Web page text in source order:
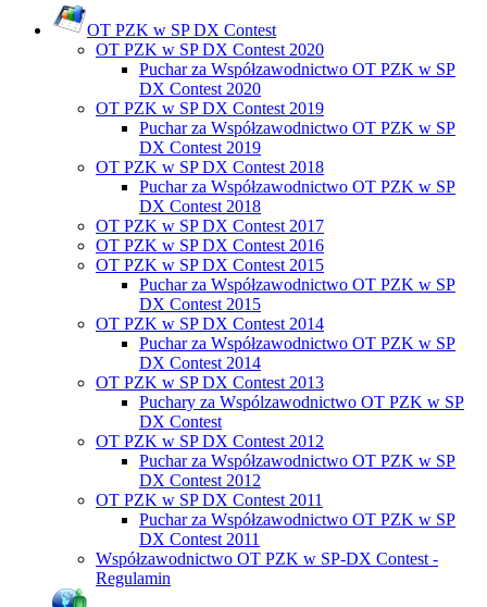
OT PZK w SP DX Contest
OT PZK w SP DX Contest 2020
Puchar za Współzawodnictwo OT PZK w SP
DX Contest 2020
OT PZK w SP DX Contest 2019
Puchar za Współzawodnictwo OT PZK w SP
DX Contest 2019
OT PZK w SP DX Contest 2018
Puchar za Współzawodnictwo OT PZK w SP
DX Contest 2018
OT PZK w SP DX Contest 2017
OT PZK w SP DX Contest 2016
OT PZK w SP DX Contest 2015
Puchar za Współzawodnictwo OT PZK w SP
DX Contest 2015
OT PZK w SP DX Contest 2014
Puchar za Współzawodnictwo OT PZK w SP
DX Contest 2014
OT PZK w SP DX Contest 2013
Puchary za Wspólzawodnictwo OT PZK w SP
DX Contest
OT PZK w SP DX Contest 2012
Puchar za Współzawodnictwo OT PZK w SP
DX Contest 2012
OT PZK w SP DX Contest 2011
Puchar za Współzawodnictwo OT PZK w SP
DX Contest 2011
Współzawodnictwo OT PZK w SP-DX Contest -
Regulamin